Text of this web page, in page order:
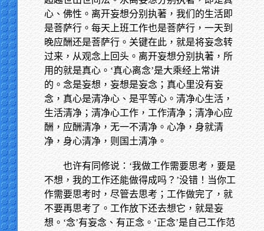
心、佛性。离开妄想分别执著，我们的生活即
是菩萨行。每天上班工作也是菩萨行，一天到
晚应酬还是菩萨行。关键在此，就是将妄念转
过来，从观念上回头。离开妄想分别执著，所
用的就是真心。‘真心离念’是大乘经上常讲
的。念是妄想，妄想是妄念；真心里没有妄
念，真心是清净心、是平等心。清净心生活，
生活清净；清净心工作，工作清净；清净心应
酬，应酬清净，无一不清净。心净，身就清
净，身心清净，则国土清净。
也许有同修说：‘我做工作需要思考，要是
不想，我的工作还能做得成吗？’没错！当你工
作需要思考时，尽管去思考；工作做完了，就
不要再思考了。工作放下还去想它，就是妄
想。‘念’有妄念、有正念。‘正念’是自己工作范